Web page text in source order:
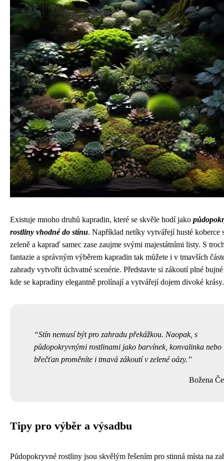
Existuje mnoho druhů kapradin, které se skvěle hodí jako
rostliny vhodné do stínu. Například netíky vytvářejí husté koberce
zeleně a kapraď samec zase zaujme svými majestátními listy. S
fantazie a správným výběrem kapradin tak můžete i v tmavších
zahrady vytvořit úchvatné scenérie. Představte si zákoutí plné
kde se kapradiny elegantně prolínají a vytvářejí dojem divoké krásy.
Stín nemusí být pro zahradu překážkou. Naopak, s
půdopokryvnými rostlinami jako barvínek, konvalinka nebo
břečťan proměníte i tmavá zákoutí v zelené oázy.
Božena
Tipy pro výběr a výsadbu
Půdopokryvné rostliny jsou skvělým řešením pro stinná místa na